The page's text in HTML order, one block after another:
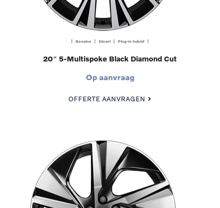
| Benzine | Diesel | Plug-in hybrid |
20″ 5-Multispoke Black Diamond Cut
Op aanvraag
OFFERTE AANVRAGEN